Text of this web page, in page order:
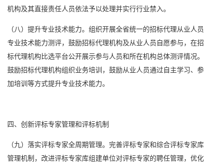
机构及其直接责任人员依法予以处理并实行行业禁入。
（八）提升专业技术能力。组织开展全省统一的招标代理从业人员
专业技术能力测评，鼓励招标代理机构及从业人员自愿参与，在招
标代理机构比选平台公开展示参与人员和所在机构总体测评情况。
鼓励招标代理机构组织业务培训，鼓励从业人员通过自主学习、参
加培训等方式提升专业技术能力。
四、创新评标专家管理和评标机制
（九）落实评标专家全周期管理。完善评标专家和综合评标专家库
管理机制，改进评标专家库组建单位对评标专家的聘任管理，优化